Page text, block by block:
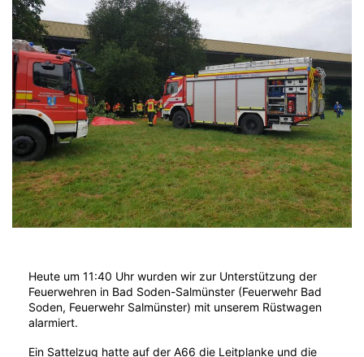
Heute um 11:40 Uhr wurden wir zur Unterstützung der
Feuerwehren in Bad Soden-Salmünster (Feuerwehr Bad
Soden, Feuerwehr Salmünster) mit unserem Rüstwagen
alarmiert.
Ein Sattelzug hatte auf der A66 die Leitplanke und die